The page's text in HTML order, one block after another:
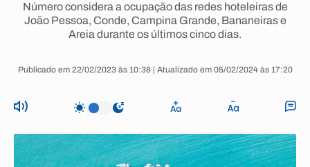
Número considera a ocupação das redes hoteleiras de
João Pessoa, Conde, Campina Grande, Bananeiras e
Areia durante os últimos cinco dias.
Publicado em 22/02/2023 às 10:38 | Atualizado em 05/02/2024 às 17:20